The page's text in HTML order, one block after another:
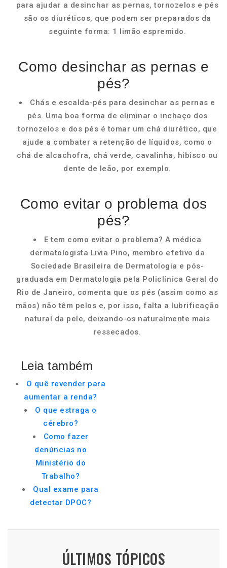
para ajudar a desinchar as pernas, tornozelos e pés
são os diuréticos, que podem ser preparados da
seguinte forma: 1 limão espremido.
Como desinchar as pernas e
pés?
Chás e escalda-pés para desinchar as pernas e
pés. Uma boa forma de eliminar o inchaço dos
tornozelos e dos pés é tomar um chá diurético, que
ajude a combater a retenção de líquidos, como o
chá de alcachofra, chá verde, cavalinha, hibisco ou
dente de leão, por exemplo.
Como evitar o problema dos
pés?
E tem como evitar o problema? A médica
dermatologista Livia Pino, membro efetivo da
Sociedade Brasileira de Dermatologia e pós-
graduada em Dermatologia pela Policlínica Geral do
Rio de Janeiro, comenta que os pés (assim como as
mãos) não têm pelos e, por isso, falta a lubrificação
natural da pele, deixando-os naturalmente mais
ressecados.
Leia também
O quê revender para
aumentar a renda?
O que estraga o
cérebro?
Como fazer
denúncias no
Ministério do
Trabalho?
Qual exame para
detectar DPOC?
ÚLTIMOS TÓPICOS